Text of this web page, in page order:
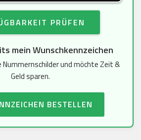
PRÜFEN
mein Wunschkennzeichen
Nummernschilder und möchte Zeit &
Geld sparen.
BESTELLEN